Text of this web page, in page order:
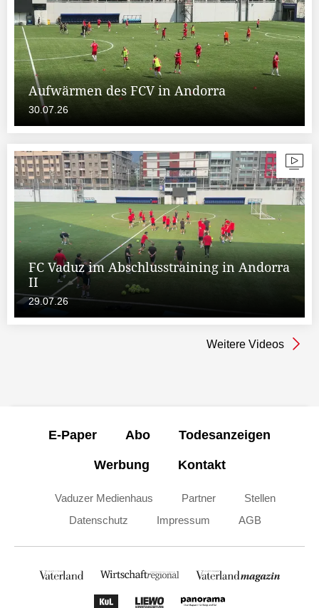
Aufwärmen des FCV in Andorra
30.07.26
FC Vaduz im Abschlusstraining in Andorra
II
29.07.26
Weitere Videos
E-Paper Abo Todesanzeigen
Werbung Kontakt
Vaduzer Medienhaus Partner
Stellen
Datenschutz
Impressum AGB